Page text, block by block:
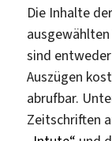
Die Inhalte
sind
Auszügen
abrufbar.
Zeitschriften